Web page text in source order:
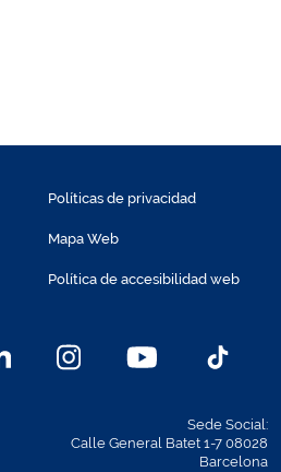
Políticas de privacidad
Mapa Web
Política de accesibilidad web
Sede Social:
Calle General Batet 1-7 08028
Barcelona